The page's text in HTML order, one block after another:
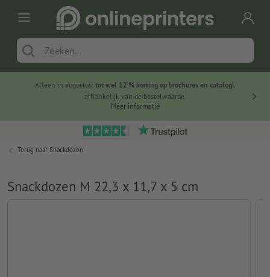
Alleen in augustus: tot wel 12 % korting op brochures en catalogi,
afhankelijk van de bestelwaarde.
Meer informatie
Terug naar Snackdozen
Snackdozen M 22,3 x 11,7 x 5 cm